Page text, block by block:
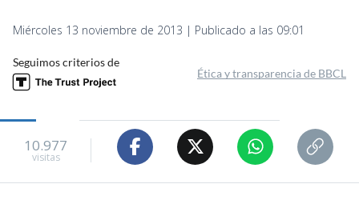
Miércoles 13 noviembre de 2013 | Publicado a las 09:01
Seguimos criterios de
Ética y transparencia de BBCL
10.977
visitas